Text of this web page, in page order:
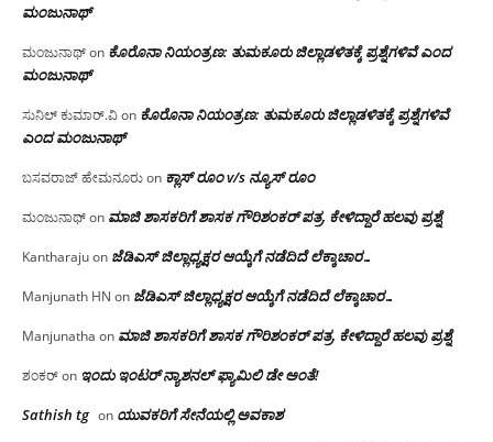
ಮಂಜು‌ನಾಥ್
ಮಂಜುನಾಥ್on ಕೊರೊನಾ ನಿಯಂತ್ರಣ: ತುಮಕೂರು ಜಿಲ್ಲಾಡಳಿತಕ್ಕೆ ಪ್ರಶ್ನೆಗಳಿವೆ ಎಂದ
ಮಂಜು‌ನಾಥ್
ಸುನಿಲ್ ಕುಮಾರ್.ವಿon ಕೊರೊನಾ ನಿಯಂತ್ರಣ: ತುಮಕೂರು ಜಿಲ್ಲಾಡಳಿತಕ್ಕೆ ಪ್ರಶ್ನೆಗಳಿವೆ
ಎಂದ ಮಂಜು‌ನಾಥ್
ಬಸವರಾಜ್ ಹೇಮನೂರುon ಕ್ಲಾಸ್ ರೂಂ v/s ನ್ಯೂಸ್ ರೂಂ
ಮಂಜುನಾಥ್on ಮಾಜಿ ಶಾಸಕರಿಗೆ ಶಾಸಕ ಗೌರಿಶಂಕರ್ ಪತ್ರ, ಕೇಳಿದ್ದಾರೆ ಹಲವು ಪ್ರಶ್ನೆ
Kantharajuon ಜೆಡಿಎಸ್ ಜಿಲ್ಲಾಧ್ಯಕ್ಷರ ಆಯ್ಕೆಗೆ ನಡೆದಿದೆ ಲೆಕ್ಕಾಚಾರ…
Manjunath HN on ಜೆಡಿಎಸ್ ಜಿಲ್ಲಾಧ್ಯಕ್ಷರ ಆಯ್ಕೆಗೆ ನಡೆದಿದೆ ಲೆಕ್ಕಾಚಾರ…
Manjunatha on ಮಾಜಿ ಶಾಸಕರಿಗೆ ಶಾಸಕ ಗೌರಿಶಂಕರ್ ಪತ್ರ, ಕೇಳಿದ್ದಾರೆ ಹಲವು ಪ್ರಶ್ನೆ
ಶಂಕರ್on ಇಂದು ಇಂಟರ್ ನ್ಯಾಶನಲ್ ಫ್ಯಾಮಿಲಿ ಡೇ ಅಂತೆ!
Sathish tg on ಯುವಕರಿಗೆ ಸೇನೆಯಲ್ಲಿ ಅವಕಾಶ